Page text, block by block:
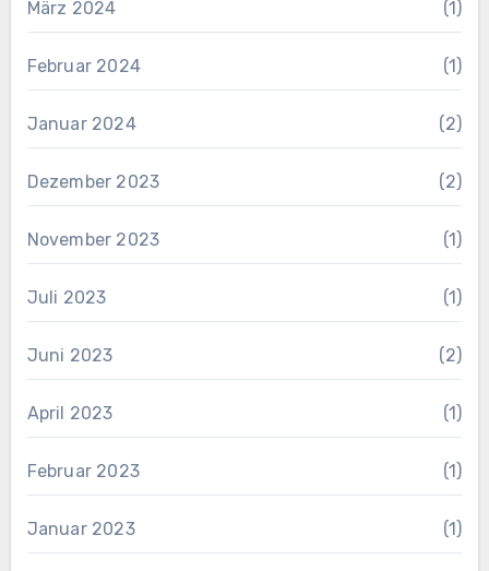
März 2024 (1)
Februar 2024 (1)
Januar 2024 (2)
Dezember 2023 (2)
November 2023 (1)
Juli 2023 (1)
Juni 2023 (2)
April 2023 (1)
Februar 2023 (1)
Januar 2023 (1)